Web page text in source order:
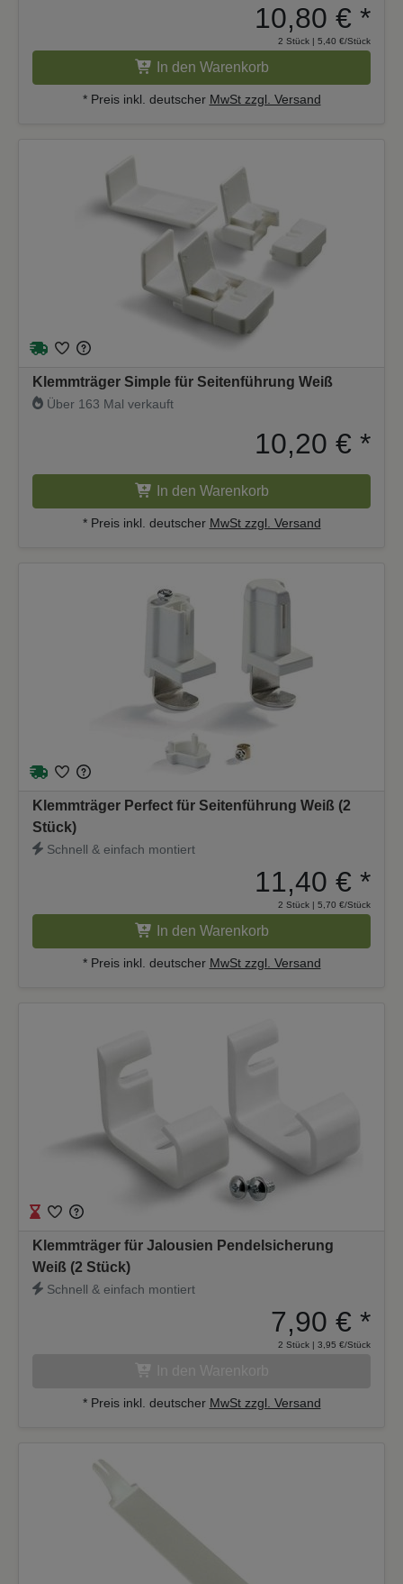
10,80 € *
2 Stück | 5,40 €/Stück
In den Warenkorb
* Preis inkl. deutscher MwSt zzgl. Versand
Klemmträger Simple für Seitenführung Weiß
Über 163 Mal verkauft
10,20 € *
In den Warenkorb
* Preis inkl. deutscher MwSt zzgl. Versand
Klemmträger Perfect für Seitenführung Weiß (2
Stück)
Schnell & einfach montiert
11,40 € *
2 Stück | 5,70 €/Stück
In den Warenkorb
* Preis inkl. deutscher MwSt zzgl. Versand
Klemmträger für Jalousien Pendelsicherung
Weiß (2 Stück)
Schnell & einfach montiert
7,90 € *
2 Stück | 3,95 €/Stück
* Preis inkl. deutscher MwSt zzgl. Versand